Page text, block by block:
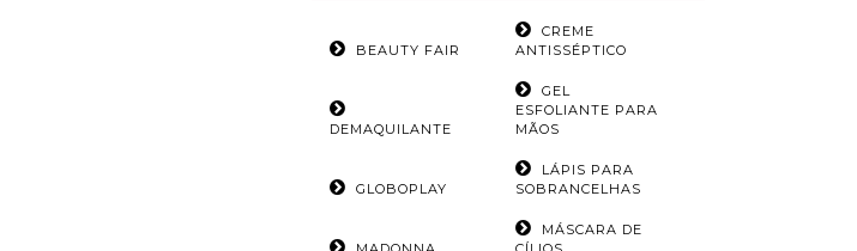
BEAUTY FAIR
CREME
ANTISSÉPTICO
DEMAQUILANTE
GEL
ESFOLIANTE PARA
MÃOS
GLOBOPLAY
LÁPIS PARA
SOBRANCELHAS
MÁSCARA DE